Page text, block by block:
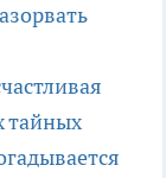
тайных